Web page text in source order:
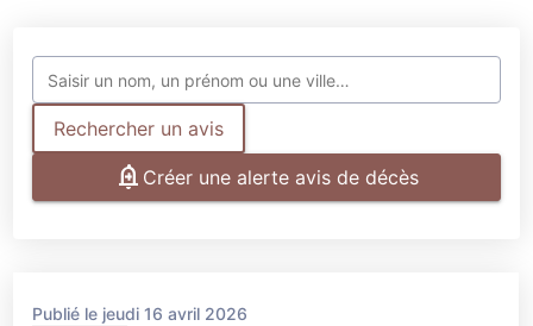
Rechercher un avis
Créer une alerte avis de décès
Publié le jeudi 16 avril 2026